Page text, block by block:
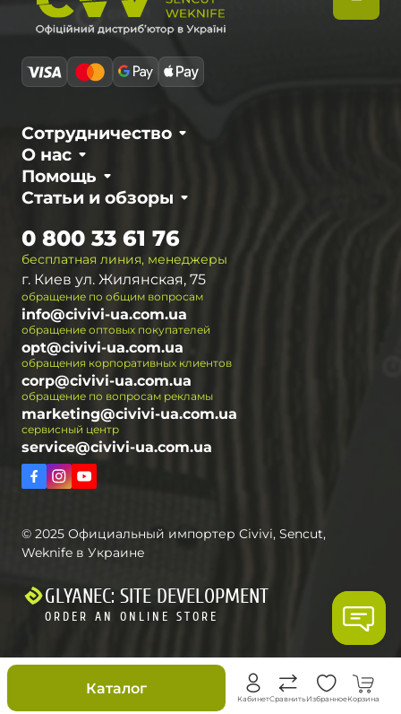
СкидкиКаталог
КабинетСравнитьИзбранноеКорзина
О нас
Сотрудничество
Статьи и обзоры
Помощь
бесплатная линия, менеджеры
0 800 33 61 76
г. Киев ул. Жилянская, 75
обращение по общим вопросам
info@civivi-ua.com.ua
обращение оптовых покупателей
opt@civivi-ua.com.ua
обращения корпоративных клиентов
corp@civivi-ua.com.ua
обращение по вопросам рекламы
marketing@civivi-ua.com.ua
сервисный центр
service@civivi-ua.com.ua
© 2025 Официальный импортер Civivi, Sencut,
Weknife в Украине
GLYANEC: SITE DEVELOPMENT
ORDER AN ONLINE STORE